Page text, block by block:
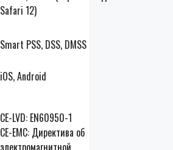
Safari 12)
Smart PSS, DSS, DMSS
iOS, Android
CE-LVD: EN60950-1
CE-EMC: Директива об
электромагнитной